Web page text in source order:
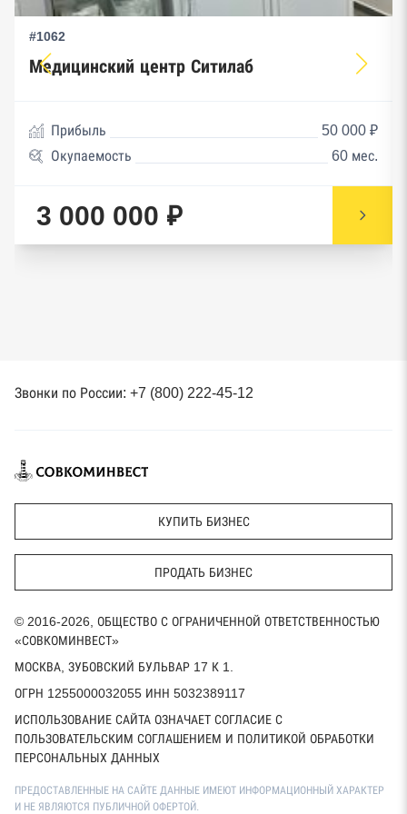
#1062
Медицинский центр Ситилаб
Прибыль
50 000 ₽
Окупаемость
60 мес.
3 000 000 ₽
Звонки по России: +7 (800) 222-45-12
КУПИТЬ БИЗНЕС
ПРОДАТЬ БИЗНЕС
© 2016-2026, ОБЩЕСТВО С ОГРАНИЧЕННОЙ ОТВЕТСТВЕННОСТЬЮ
«СОВКОМИНВЕСТ»
МОСКВА, ЗУБОВСКИЙ БУЛЬВАР 17 К 1.
ОГРН 1255000032055 ИНН 5032389117
ИСПОЛЬЗОВАНИЕ САЙТА ОЗНАЧАЕТ СОГЛАСИЕ С
ПОЛЬЗОВАТЕЛЬСКИМ СОГЛАШЕНИЕМ И ПОЛИТИКОЙ ОБРАБОТКИ
ПЕРСОНАЛЬНЫХ ДАННЫХ
ПРЕДОСТАВЛЕННЫЕ НА САЙТЕ ДАННЫЕ ИМЕЮТ ИНФОРМАЦИОННЫЙ ХАРАКТЕР
И НЕ ЯВЛЯЮТСЯ ПУБЛИЧНОЙ ОФЕРТОЙ.